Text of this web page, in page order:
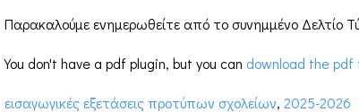
Παρακαλούμε ενημερωθείτε από το συνημμένο Δελτίο
You don't have a pdf plugin, but you can download the pdf
εισαγωγικές εξετάσεις προτύπων σχολείων, 2025-2026